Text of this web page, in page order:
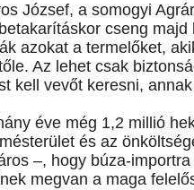
József, a somogyi
cseng
azokat a termelőket,
Az lehet csak
kell vevőt keresni,
éve még 1,2 millió
és az
–, hogy búza-
megvan a maga